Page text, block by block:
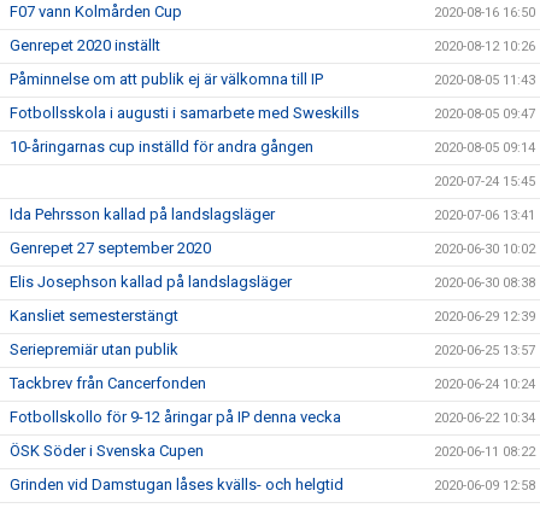
F07 vann Kolmården Cup 2020-08-16 16:50
Genrepet 2020 inställt 2020-08-12 10:26
Påminnelse om att publik ej är välkomna till IP 2020-08-05 11:43
Fotbollsskola i augusti i samarbete med Sweskills 2020-08-05 09:47
10-åringarnas cup inställd för andra gången 2020-08-05 09:14
2020-07-24 15:45
Ida Pehrsson kallad på landslagsläger 2020-07-06 13:41
Genrepet 27 september 2020 2020-06-30 10:02
Elis Josephson kallad på landslagsläger 2020-06-30 08:38
Kansliet semesterstängt 2020-06-29 12:39
Seriepremiär utan publik 2020-06-25 13:57
Tackbrev från Cancerfonden 2020-06-24 10:24
Fotbollskollo för 9-12 åringar på IP denna vecka 2020-06-22 10:34
ÖSK Söder i Svenska Cupen 2020-06-11 08:22
Grinden vid Damstugan låses kvälls- och helgtid 2020-06-09 12:58